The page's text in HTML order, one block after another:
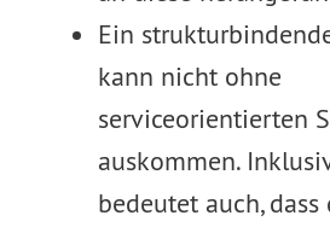
Ein
kann nicht ohne
serviceorientierten
auskommen.
bedeutet auch,